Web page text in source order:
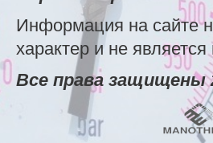
Информация на сайте
характер и не
Все права защищены